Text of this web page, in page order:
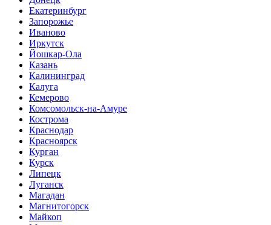
Екатеринбург
Запорожье
Иваново
Иркутск
Йошкар-Ола
Казань
Калининград
Калуга
Кемерово
Комсомольск-на-Амуре
Кострома
Краснодар
Красноярск
Курган
Курск
Липецк
Луганск
Магадан
Магнитогорск
Майкоп